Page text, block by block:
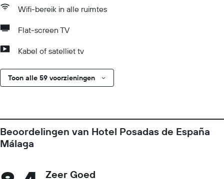
Wifi-bereik in alle ruimtes
Flat-screen TV
Kabel of satelliet tv
Toon alle 59 voorzieningen
Beoordelingen van Hotel Posadas de España
Málaga
Zeer Goed